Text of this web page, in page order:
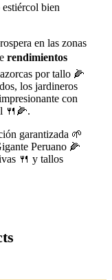
bien
en las zonas
rendimientos
por tallo 🌽
los jardineros
con
🍴🌽.
garantizada 🌱
Peruano 🌽
🍴 y tallos